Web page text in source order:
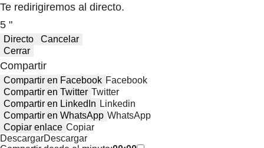
Te redirigiremos al directo.
5 "
Directo
Cancelar
Cerrar
Compartir
Compartir en Facebook Facebook
Compartir en Twitter Twitter
Compartir en LinkedIn Linkedin
Compartir en WhatsApp WhatsApp
Copiar enlace Copiar
DescargarDescargar